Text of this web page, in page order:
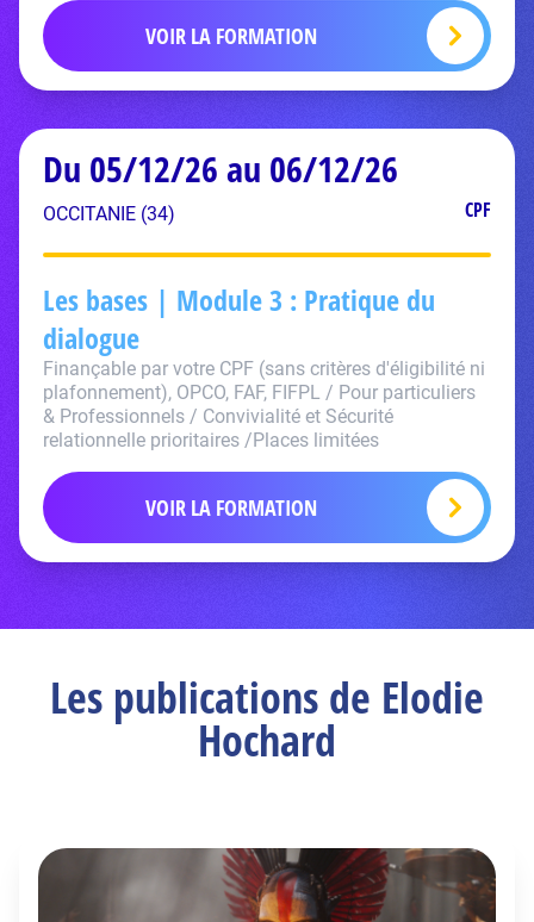
VOIR LA FORMATION
Du 05/12/26 au 06/12/26
OCCITANIE (34) CPF
Les bases | Module 3 : Pratique du
dialogue
Finançable par votre CPF (sans critères d'éligibilité ni
plafonnement), OPCO, FAF, FIFPL / Pour particuliers
& Professionnels / Convivialité et Sécurité
relationnelle prioritaires /Places limitées
VOIR LA FORMATION
Les publications de Elodie
Hochard